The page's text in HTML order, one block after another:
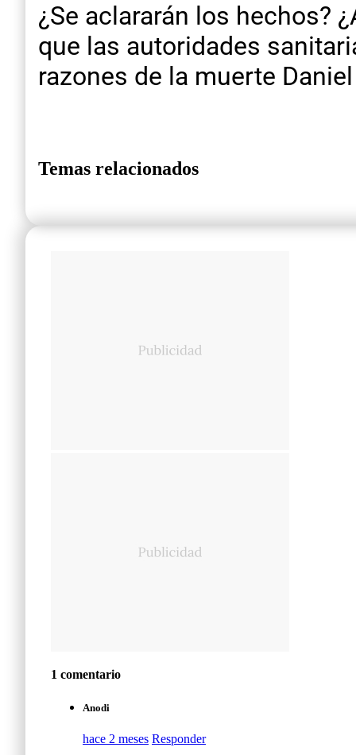
¿Se aclararán los hechos?
que las autoridades
razones de la muerte
Temas relacionados
1 comentario
Anodi
hace 2 meses Responder